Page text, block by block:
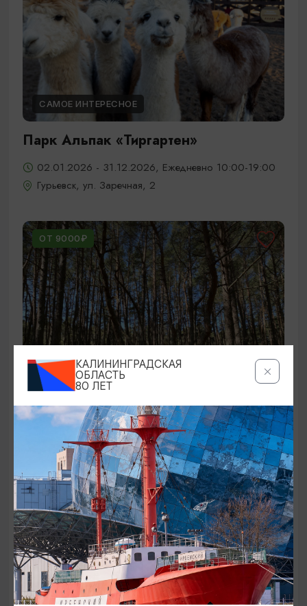
САМОЕ ИНТЕРЕСНОЕ
Парк Альпак «Тиргартен»
02.01.2026 - 31.12.2026, Ежедневно 10:00-19:00
Гурьевск, ул. Заречная, 2
ОТ 9000₽
ЭКСКУРСИИ УЧРЕЖДЕНИЙ КУЛЬТУРЫ
Аудиоспектакль «Истории Куршской
косы»
01.02.2026 - 31.12.2026, 13:00
Куршская коса
ОТ 2500₽
КАЛИНИНГРАДСКАЯ
ОБЛАСТЬ
80 ЛЕТ